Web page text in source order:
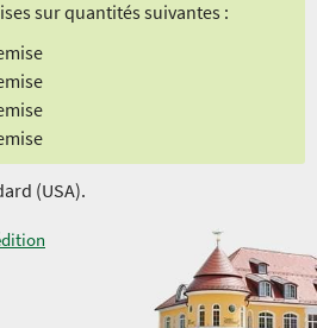
sur quantités suivantes :
(USA).